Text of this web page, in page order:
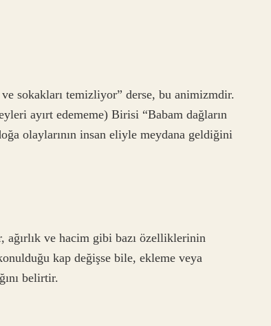
sokakları temizliyor” derse, bu animizmdir.
ayırt edememe) Birisi “Babam dağların
olaylarının insan eliyle meydana geldiğini
ve hacim gibi bazı özelliklerinin
kap değişse bile, ekleme veya
belirtir.